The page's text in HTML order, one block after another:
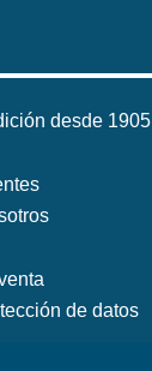
desde 1905
de datos